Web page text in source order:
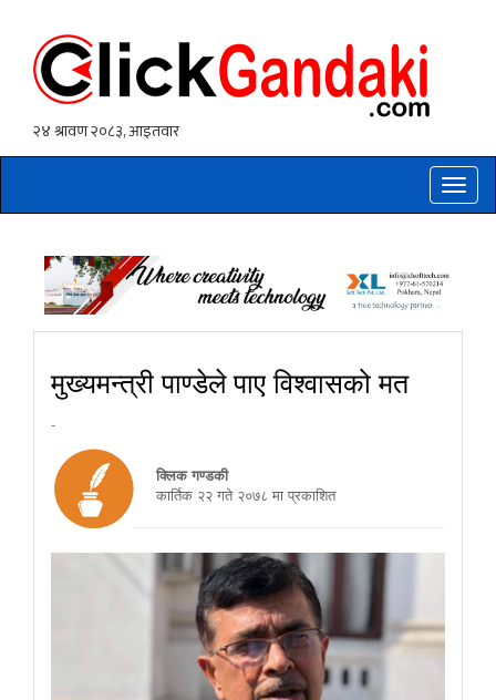
Toggle
मुख्यमन्त्री पाण्डेले पाए विश्वासको मत
-
क्लिक गण्डकी
कार्तिक २२ गते २०७८ मा प्रकाशित